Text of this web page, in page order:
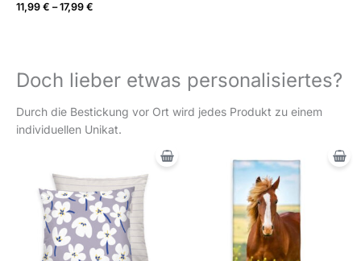
11,99 € –17,99 €
Doch lieber etwas personalisiertes?
Durch die Bestickung vor Ort wird jedes Produkt zu einem
individuellen Unikat.